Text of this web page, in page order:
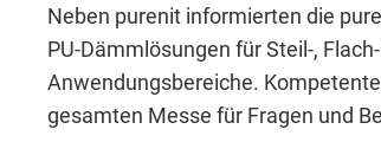
Neben purenit informierten die
PU-Dämmlösungen für Steil-,
Anwendungsbereiche.
gesamten Messe für Fragen und
Cookie Informationen